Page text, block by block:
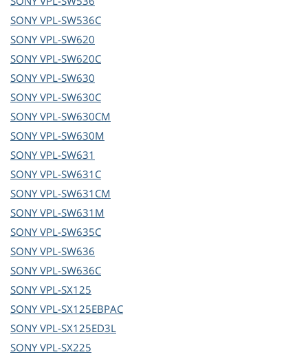
SONYVPL-SW536C
SONYVPL-SW620
SONYVPL-SW620C
SONYVPL-SW630
SONYVPL-SW630C
SONYVPL-SW630CM
SONYVPL-SW630M
SONYVPL-SW631
SONYVPL-SW631C
SONYVPL-SW631CM
SONYVPL-SW631M
SONYVPL-SW635C
SONYVPL-SW636
SONYVPL-SW636C
SONYVPL-SX125
SONYVPL-SX125EBPAC
SONYVPL-SX125ED3L
SONYVPL-SX225